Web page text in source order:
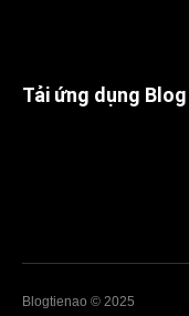
Tải ứng dụng
Blogtienao © 2025